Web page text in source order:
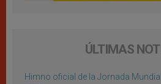
ÚLTIMAS
Himno oficial de la Jornada